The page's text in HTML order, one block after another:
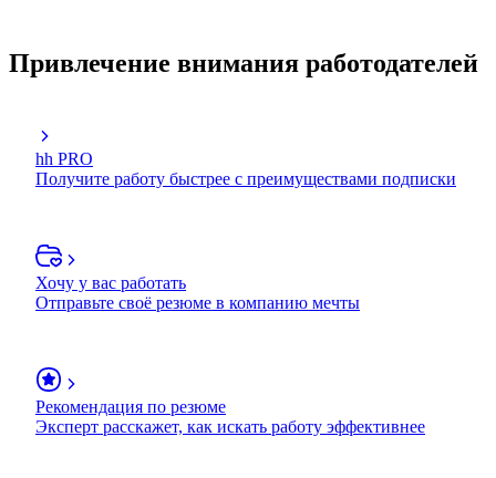
Привлечение внимания работодателей
hh PRO
Получите работу быстрее с преимуществами подписки
Хочу у вас работать
Отправьте своё резюме в компанию мечты
Рекомендация по резюме
Эксперт расскажет, как искать работу эффективнее